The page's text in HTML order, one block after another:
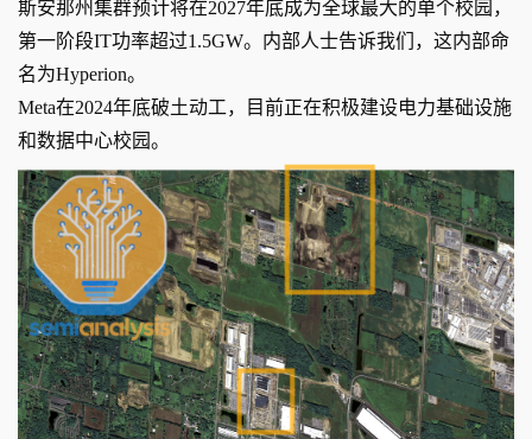
斯安那州集群预计将在2027年底成为全球最大的单个校园，
第一阶段IT功率超过1.5GW。内部人士告诉我们，这内部命
名为Hyperion。
Meta在2024年底破土动工，目前正在积极建设电力基础设施
和数据中心校园。